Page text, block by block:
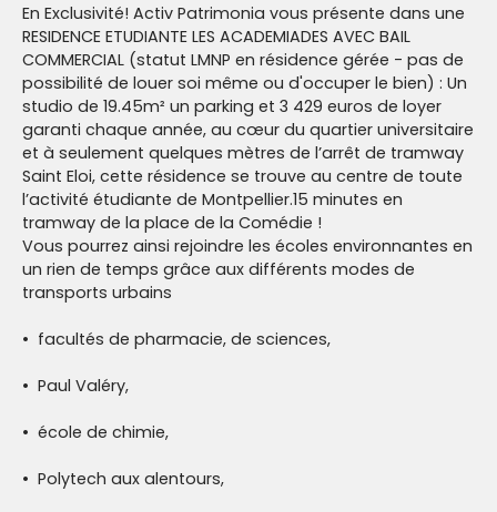
En Exclusivité! Activ Patrimonia vous présente dans une
RESIDENCE ETUDIANTE LES ACADEMIADES AVEC BAIL
COMMERCIAL (statut LMNP en résidence gérée - pas de
possibilité de louer soi même ou d'occuper le bien) : Un
studio de 19.45m² un parking et 3 429 euros de loyer
garanti chaque année, au cœur du quartier universitaire
et à seulement quelques mètres de l’arrêt de tramway
Saint Eloi, cette résidence se trouve au centre de toute
l’activité étudiante de Montpellier.15 minutes en
tramway de la place de la Comédie !
Vous pourrez ainsi rejoindre les écoles environnantes en
un rien de temps grâce aux différents modes de
transports urbains
facultés de pharmacie, de sciences,
Paul Valéry,
école de chimie,
Polytech aux alentours,